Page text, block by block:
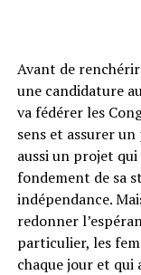
Avant de
une candidature
va fédérer les
sens et assurer
aussi un projet
fondement de sa
indépendance.
redonner
particulier, les
chaque jour et qui